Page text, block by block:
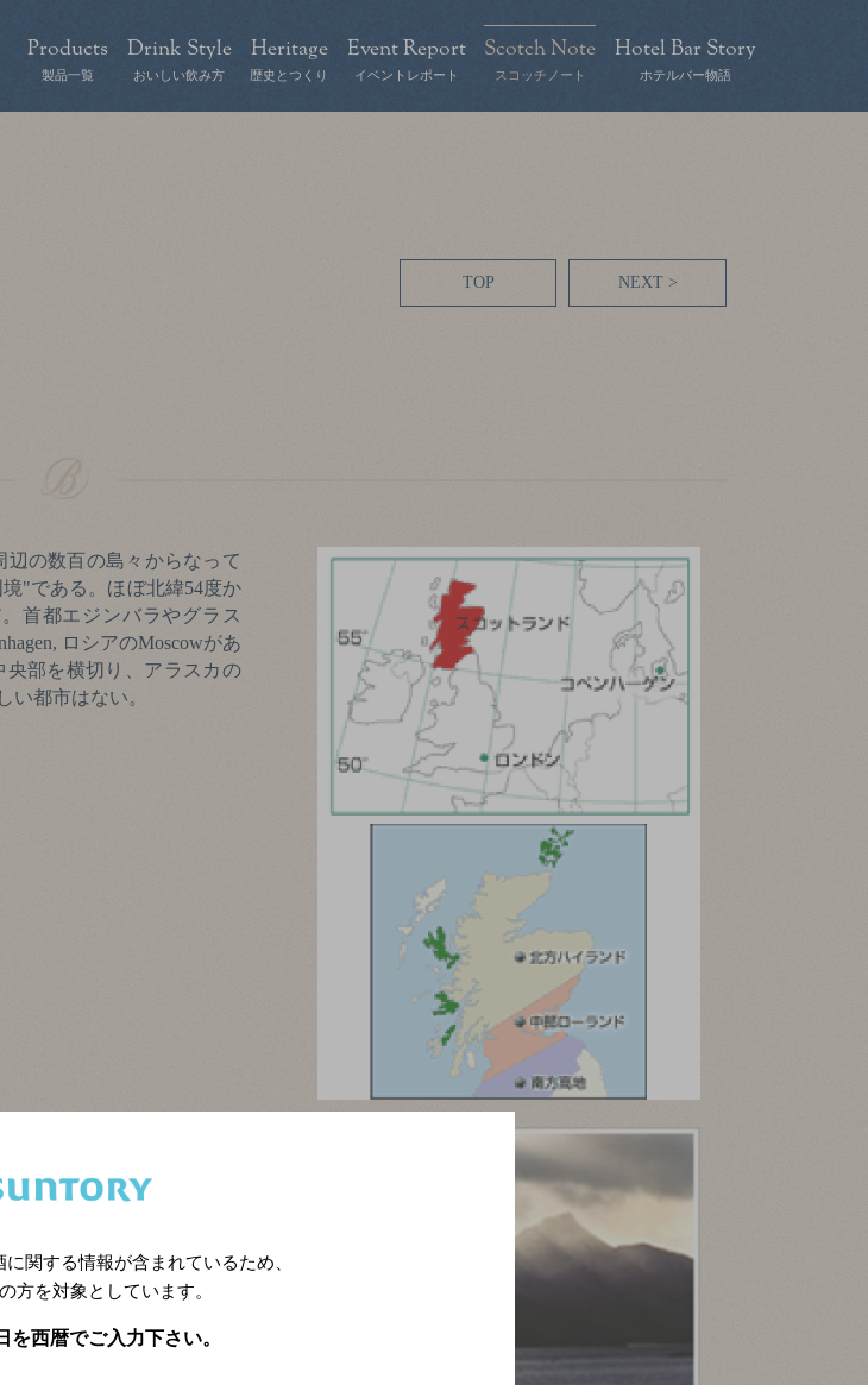
Products
製品一覧
Drink Style
おいしい飲み方
Heritage
歴史とつくり
Event Report
イベントレポート
Scotch Note
スコッチノート
Hotel Bar Story
ホテルバー物語
NEXT >
TOP
辺の数百の島々からなって
"である。ほぼ北緯54度か
首都エジンバラやグラス
ロシアのMoscowがあ
部を横切り、アラスカの
都市はない。
3/4が沼やヒースと石ころ
方の島々、中部ローラン
を最も激しく受けた地域
た岩山、ピートに覆われ
方高地に挟まれた地域が
が集中している。最も南
関する情報が含まれているため、
方を対象としています。
を西暦でご入力下さい。